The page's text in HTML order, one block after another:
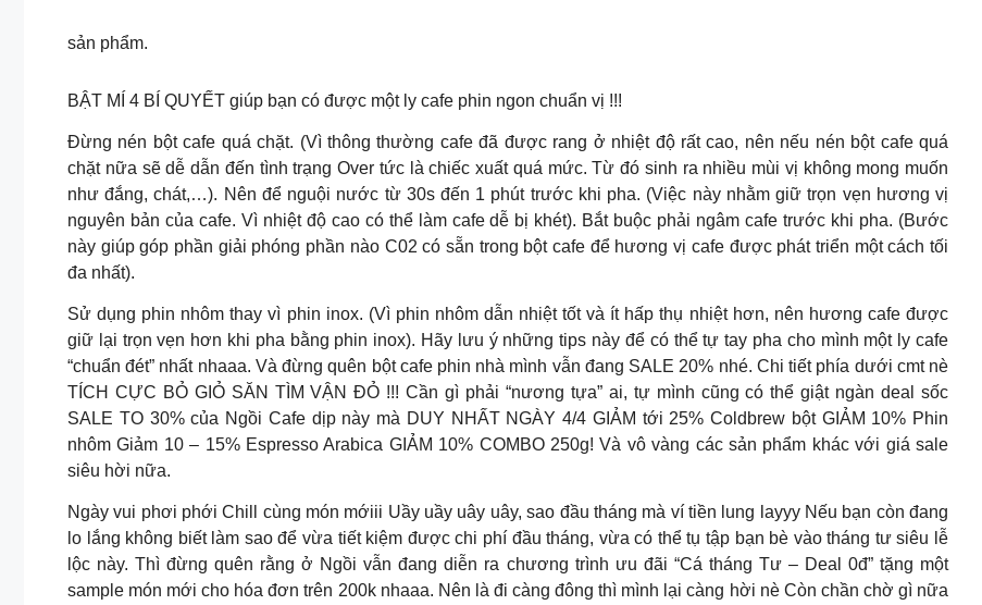
sản phẩm.
BẬT MÍ 4 BÍ QUYẾT giúp bạn có được một ly cafe phin ngon chuẩn vị !!!
Đừng nén bột cafe quá chặt. (Vì thông thường cafe đã được rang ở nhiệt độ rất cao, nên nếu nén bột cafe quá
chặt nữa sẽ dễ dẫn đến tình trạng Over tức là chiếc xuất quá mức. Từ đó sinh ra nhiều mùi vị không mong muốn
như đắng, chát,…). Nên để nguội nước từ 30s đến 1 phút trước khi pha. (Việc này nhằm giữ trọn vẹn hương vị
nguyên bản của cafe. Vì nhiệt độ cao có thể làm cafe dễ bị khét). Bắt buộc phải ngâm cafe trước khi pha. (Bước
này giúp góp phần giải phóng phần nào C02 có sẵn trong bột cafe để hương vị cafe được phát triển một cách tối
đa nhất).
Sử dụng phin nhôm thay vì phin inox. (Vì phin nhôm dẫn nhiệt tốt và ít hấp thụ nhiệt hơn, nên hương cafe được
giữ lại trọn vẹn hơn khi pha bằng phin inox). Hãy lưu ý những tips này để có thể tự tay pha cho mình một ly cafe
“chuẩn đét” nhất nhaaa. Và đừng quên bột cafe phin nhà mình vẫn đang SALE 20% nhé. Chi tiết phía dưới cmt nè
TÍCH CỰC BỎ GIỎ SĂN TÌM VẬN ĐỎ !!! Cần gì phải “nương tựa” ai, tự mình cũng có thể giật ngàn deal sốc
SALE TO 30% của Ngồi Cafe dịp này mà DUY NHẤT NGÀY 4/4 GIẢM tới 25% Coldbrew bột GIẢM 10% Phin
nhôm Giảm 10 – 15% Espresso Arabica GIẢM 10% COMBO 250g! Và vô vàng các sản phẩm khác với giá sale
siêu hời nữa.
Ngày vui phơi phới Chill cùng món mớiii Uầy uầy uây uây, sao đầu tháng mà ví tiền lung layyy Nếu bạn còn đang
lo lắng không biết làm sao để vừa tiết kiệm được chi phí đầu tháng, vừa có thể tụ tập bạn bè vào tháng tư siêu lễ
lộc này. Thì đừng quên rằng ở Ngồi vẫn đang diễn ra chương trình ưu đãi “Cá tháng Tư – Deal 0đ” tặng một
sample món mới cho hóa đơn trên 200k nhaaa. Nên là đi càng đông thì mình lại càng hời nè Còn chần chờ gì nữa